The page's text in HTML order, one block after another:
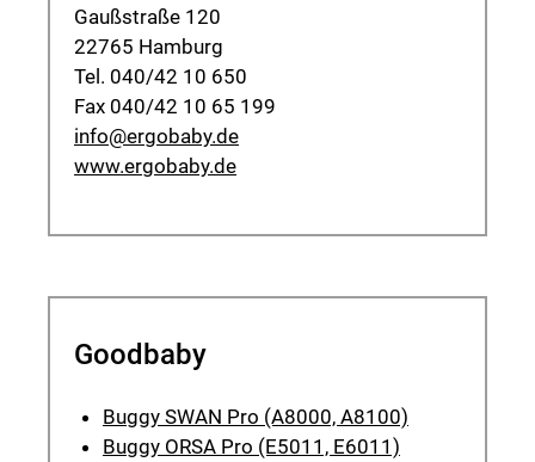
Gaußstraße 120
22765 Hamburg
Tel. 040/42 10 650
Fax 040/42 10 65 199
info@ergobaby.de
www.ergobaby.de
Goodbaby
Buggy SWAN Pro (A8000, A8100)
Buggy ORSA Pro (E5011, E6011)